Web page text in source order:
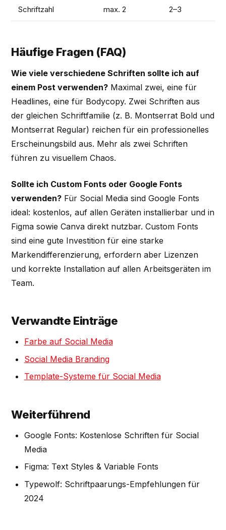
Schriftzahl max. 2 2–3
Häufige Fragen (FAQ)
Wie viele verschiedene Schriften sollte ich auf
einem Post verwenden? Maximal zwei, eine für
Headlines, eine für Bodycopy. Zwei Schriften aus
der gleichen Schriftfamilie (z. B. Montserrat Bold und
Montserrat Regular) reichen für ein professionelles
Erscheinungsbild aus. Mehr als zwei Schriften
führen zu visuellem Chaos.
Sollte ich Custom Fonts oder Google Fonts
verwenden? Für Social Media sind Google Fonts
ideal: kostenlos, auf allen Geräten installierbar und in
Figma sowie Canva direkt nutzbar. Custom Fonts
sind eine gute Investition für eine starke
Markendifferenzierung, erfordern aber Lizenzen
und korrekte Installation auf allen Arbeitsgeräten im
Team.
Verwandte Einträge
Farbe auf Social Media
Social Media Branding
Template-Systeme für Social Media
Weiterführend
Google Fonts: Kostenlose Schriften für Social
Media
Figma: Text Styles & Variable Fonts
Typewolf: Schriftpaarungs-Empfehlungen für
2024